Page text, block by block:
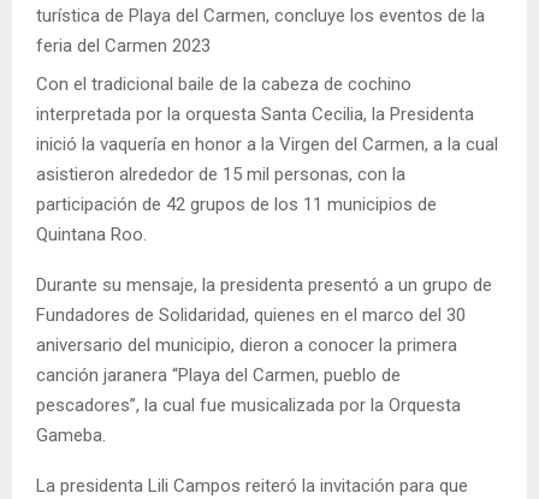
turística de Playa del Carmen, concluye los eventos de la
feria del Carmen 2023
Con el tradicional baile de la cabeza de cochino
interpretada por la orquesta Santa Cecilia, la Presidenta
inició la vaquería en honor a la Virgen del Carmen, a la cual
asistieron alrededor de 15 mil personas, con la
participación de 42 grupos de los 11 municipios de
Quintana Roo.
Durante su mensaje, la presidenta presentó a un grupo de
Fundadores de Solidaridad, quienes en el marco del 30
aniversario del municipio, dieron a conocer la primera
canción jaranera “Playa del Carmen, pueblo de
pescadores”, la cual fue musicalizada por la Orquesta
Gameba.
La presidenta Lili Campos reiteró la invitación para que